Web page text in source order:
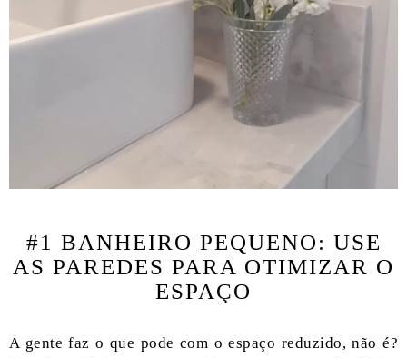
#1 BANHEIRO PEQUENO: USE
AS PAREDES PARA OTIMIZAR O
ESPAÇO
A gente faz o que pode com o espaço reduzido, não é?